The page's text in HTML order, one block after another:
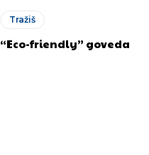
Tražiš
“Eco-friendly” goveda